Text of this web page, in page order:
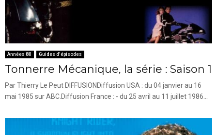
Années 80 Guides d'épisodes
Tonnerre Mécanique, la série : Saison 1
Par Thierry Le Peut DIFFUSIONDiffusion USA : du 04 janvier au 16
mai 1985 sur ABC.Diffusion France : - du 25 avril au 11 juillet 1986...